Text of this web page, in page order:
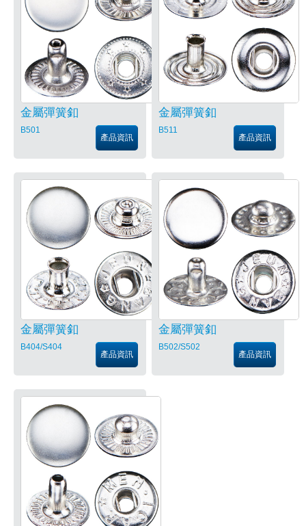
金屬彈簧釦
B501
產品資訊
金屬彈簧釦
B511
產品資訊
金屬彈簧釦
B404/S404
產品資訊
金屬彈簧釦
B502/S502
產品資訊